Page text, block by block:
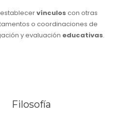
vínculos con otras
o coordinaciones de
y evaluación educativas.
Filosofía